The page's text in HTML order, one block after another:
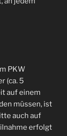
PKW
(ca. 5
auf einem
müssen, ist
auch auf
erfolgt